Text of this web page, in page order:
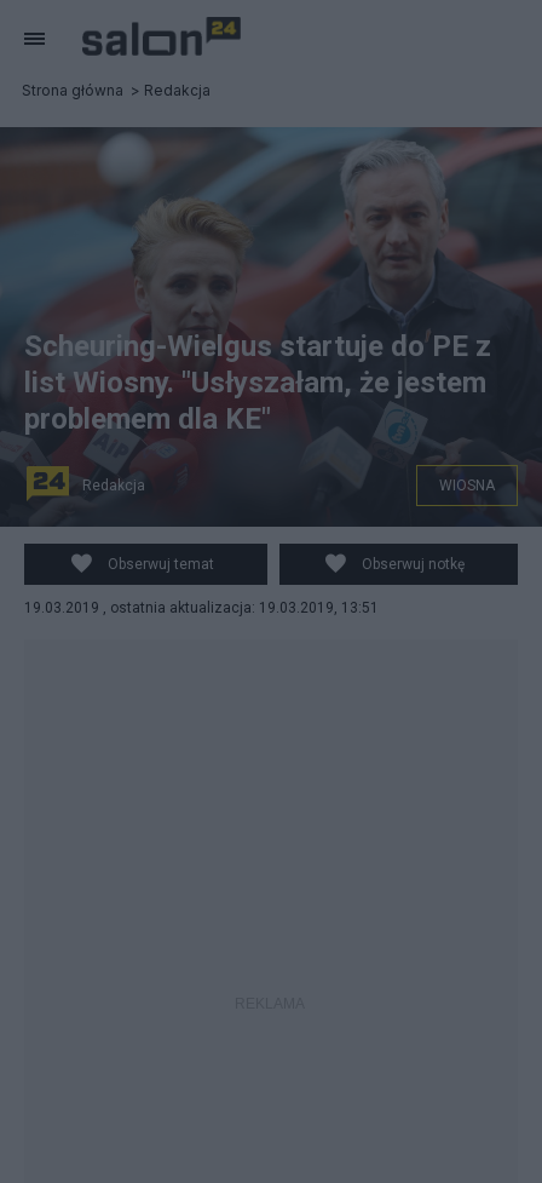
Strona główna Redakcja
Robert Biedroń, Joanna Scheuring-Wielgus. fot.
PAP/Rafał Guz
Scheuring-Wielgus startuje do PE z
list Wiosny. "Usłyszałam, że jestem
problemem dla KE"
Redakcja WIOSNA
Obserwuj temat Obserwuj notkę
19.03.2019 , ostatnia aktualizacja: 19.03.2019, 13:51